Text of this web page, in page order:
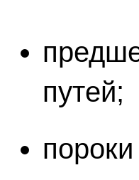
путей;